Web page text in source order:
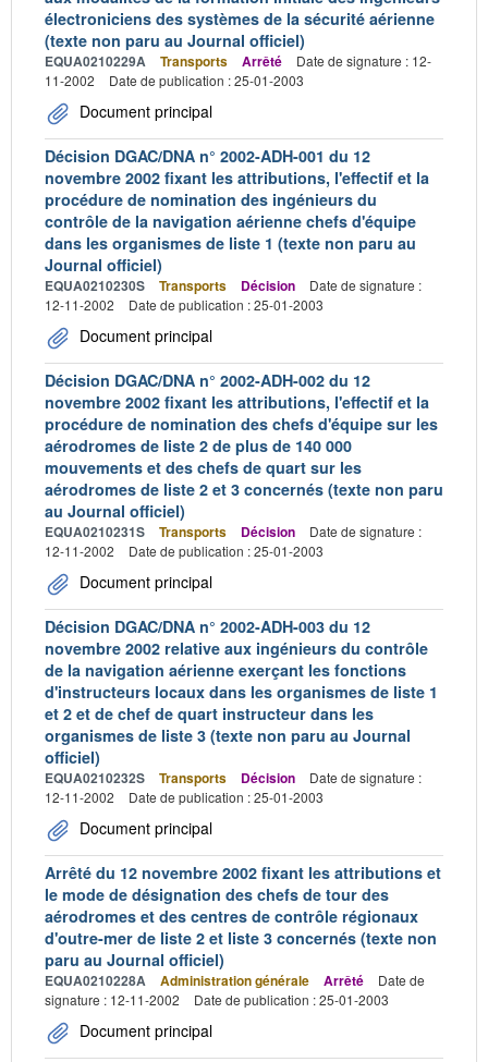
électroniciens des systèmes de la sécurité aérienne
(texte non paru au Journal officiel)
EQUA0210229A Transports Arrêté
Date de signature : 12-
11-2002
Date de publication : 25-01-2003
Document principal
Décision DGAC/DNA n° 2002-ADH-001 du 12
novembre 2002 fixant les attributions, l'effectif et la
procédure de nomination des ingénieurs du
contrôle de la navigation aérienne chefs d'équipe
dans les organismes de liste 1 (texte non paru au
Journal officiel)
EQUA0210230S Transports Décision
Date de signature :
12-11-2002
Date de publication : 25-01-2003
Document principal
Décision DGAC/DNA n° 2002-ADH-002 du 12
novembre 2002 fixant les attributions, l'effectif et la
procédure de nomination des chefs d'équipe sur les
aérodromes de liste 2 de plus de 140 000
mouvements et des chefs de quart sur les
aérodromes de liste 2 et 3 concernés (texte non paru
au Journal officiel)
EQUA0210231S Transports Décision
Date de signature :
12-11-2002
Date de publication : 25-01-2003
Document principal
Décision DGAC/DNA n° 2002-ADH-003 du 12
novembre 2002 relative aux ingénieurs du contrôle
de la navigation aérienne exerçant les fonctions
d'instructeurs locaux dans les organismes de liste 1
et 2 et de chef de quart instructeur dans les
organismes de liste 3 (texte non paru au Journal
officiel)
EQUA0210232S Transports Décision
Date de signature :
12-11-2002
Date de publication : 25-01-2003
Document principal
Arrêté du 12 novembre 2002 fixant les attributions et
le mode de désignation des chefs de tour des
aérodromes et des centres de contrôle régionaux
d'outre-mer de liste 2 et liste 3 concernés (texte non
paru au Journal officiel)
EQUA0210228A Administration générale Arrêté
Date de
signature : 12-11-2002
Date de publication : 25-01-2003
Document principal